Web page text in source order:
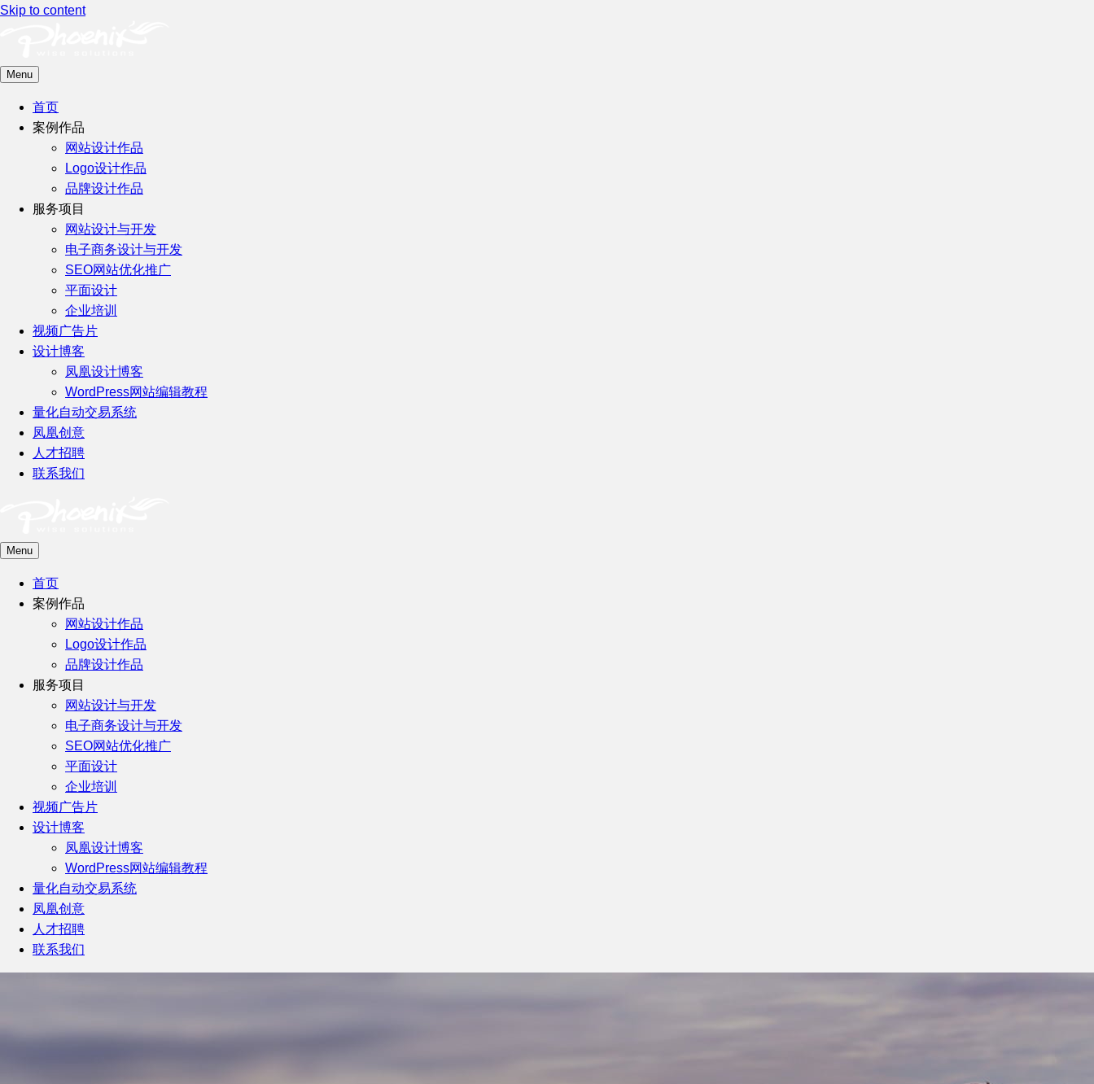
Skip to content
Menu
首页
案例作品
网站设计作品
Logo设计作品
品牌设计作品
服务项目
网站设计与开发
电子商务设计与开发
SEO网站优化推广
平面设计
企业培训
视频广告片
设计博客
凤凰设计博客
WordPress网站编辑教程
量化自动交易系统
凤凰创意
人才招聘
联系我们
Menu
首页
案例作品
网站设计作品
Logo设计作品
品牌设计作品
服务项目
网站设计与开发
电子商务设计与开发
SEO网站优化推广
平面设计
企业培训
视频广告片
设计博客
凤凰设计博客
WordPress网站编辑教程
量化自动交易系统
凤凰创意
人才招聘
联系我们